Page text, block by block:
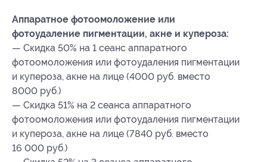
Аппаратное фотоомоложение или
фотоудаление пигментации, акне и купероза:
— Скидка 50% на 1 сеанс аппаратного
фотоомоложения или фотоудаления пигментации
и купероза, акне на лице (4000 руб. вместо
8000 руб.)
— Скидка 51% на 2 сеанса аппаратного
фотоомоложения или фотоудаления пигментации
и купероза, акне на лице (7840 руб. вместо
16 000 руб.)